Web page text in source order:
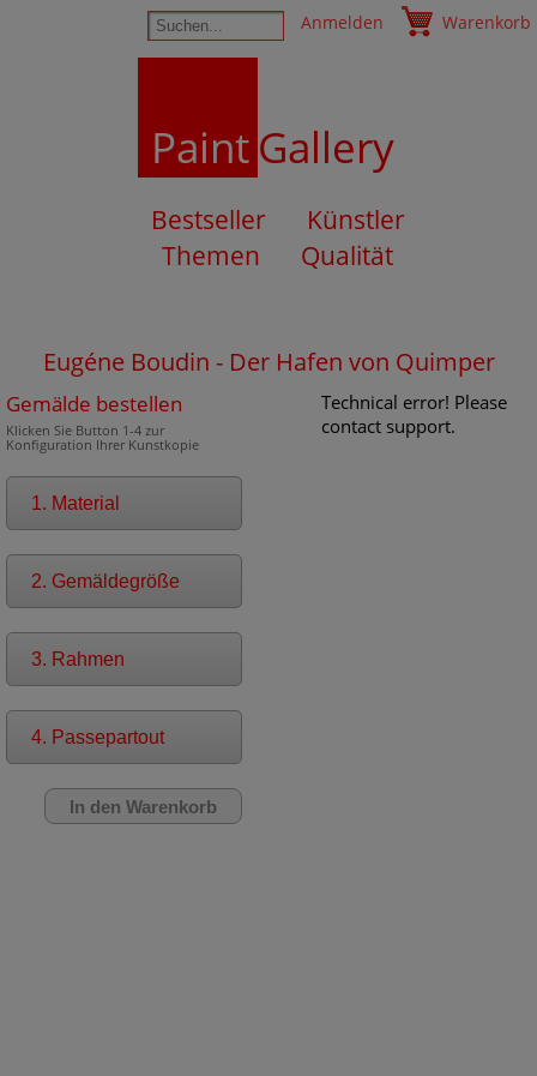
Anmelden Warenkorb
PaintGallery
Bestseller
Künstler
Themen
Qualität
Eugéne Boudin - Der Hafen von Quimper
Gemälde bestellen
Klicken Sie Button 1-4 zur
Konfiguration Ihrer Kunstkopie
1. Material
2. Gemäldegröße
3. Rahmen
4. Passepartout
Technical error! Please
contact support.